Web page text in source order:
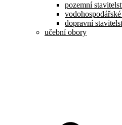
pozemní
dopravní
učební obory